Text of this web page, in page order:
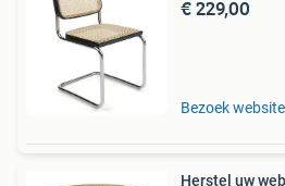
€ 229,00
Bezoek website
Herstel uw